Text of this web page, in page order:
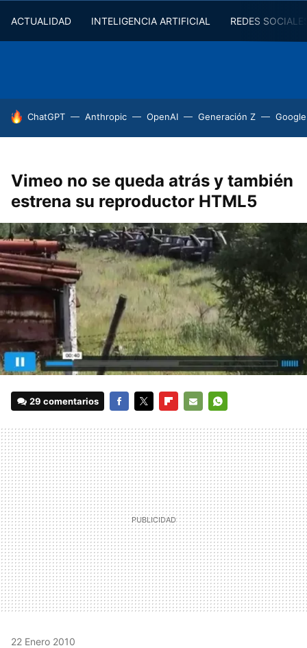
ACTUALIDAD INTELIGENCIA ARTIFICIAL REDES
HOY SE HABLA DE
ChatGPT Anthropic OpenAI Generación Z
Vimeo no se queda atrás y también
estrena su reproductor HTML5
29 comentarios
MAIL
22 Enero 2010